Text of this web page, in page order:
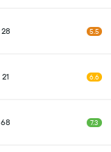
28 5.5
21 6.6
68 7.3